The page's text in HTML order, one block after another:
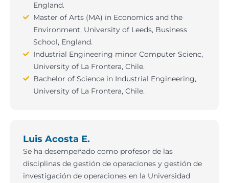
England.
Master of Arts (MA) in Economics and the
Environment, University of Leeds, Business
School, England.
Industrial Engineering minor Computer Scienc,
University of La Frontera, Chile.
Bachelor of Science in Industrial Engineering,
University of La Frontera, Chile.
Luis Acosta E.
Se ha desempeñado como profesor de las
disciplinas de gestión de operaciones y gestión de
investigación de operaciones en la Universidad